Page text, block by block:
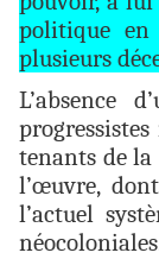
politique en
plusieurs
L’absence
tenants de la
l’œuvre,
l’actuel